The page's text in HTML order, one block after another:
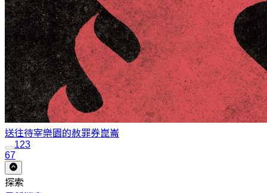
送往待宰樂園的赦罪券崑崙
123
67
探索